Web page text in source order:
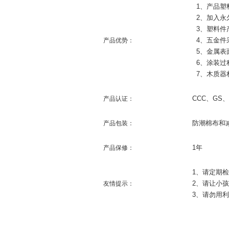
产品优势：
1、产品塑
2、加入永
3、塑料件
4、五金件
5、金属表
6、涂装过
7、木质器
产品认证： CCC、 GS、
产品包装： 防潮棉布和
产品保修： 1年
友情提示：
1、请定期
2、请让小
3、请勿用